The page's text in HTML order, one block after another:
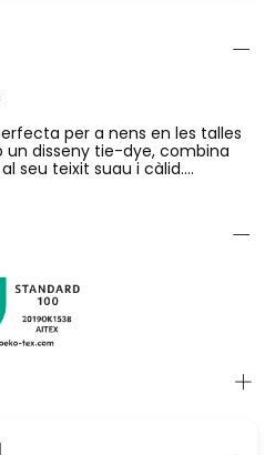
per a nens en les talles
un disseny tie-dye, combina
seu teixit suau i càlid.
llargues, resulta
Un petit estampat al pit
per combinar amb texans o
relaxat i modern.